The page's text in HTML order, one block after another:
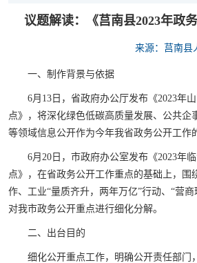
议题解读：《莒南县2023年政
来源：莒南县
一、制作背景与依据
6月13日，省政府办公厅发布《2023年
点》，将深化绿色低碳高质量发展、公共企
等领域信息公开作为今年我省政务公开工作
6月20日，市政府办公室发布《2023年
点》，在省政务公开工作重点的基础上，围
作、工业“量质齐升，两年万亿”行动、“营
对我市政务公开重点进行细化分解。
二、出台目的
细化公开重点工作，明确公开责任部门